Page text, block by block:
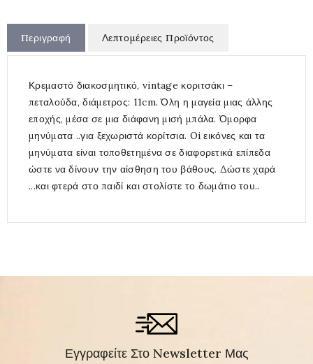
Περιγραφή Λεπτομέρειες Προϊόντος
Κρεμαστό διακοσμητικό, vintage κοριτσάκι –
πεταλούδα, διάμετρος: 11cm. Όλη η μαγεία μιας άλλης
εποχής, μέσα σε μια διάφανη μισή μπάλα. Όμορφα
μηνύματα ..για ξεχωριστά κορίτσια. Oi εικόνες και τα
μηνύματα είναι τοποθετημένα σε διαφορετικά επίπεδα
ώστε να δίνουν την αίσθηση του βάθους. Δώστε χαρά
...και φτερά στο παιδί και στολίστε το δωμάτιο του..
Εγγραφείτε Στο Newsletter Μας